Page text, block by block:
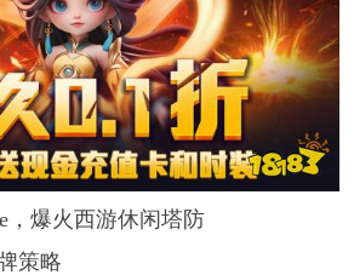
，爆火西游休闲塔防
策略